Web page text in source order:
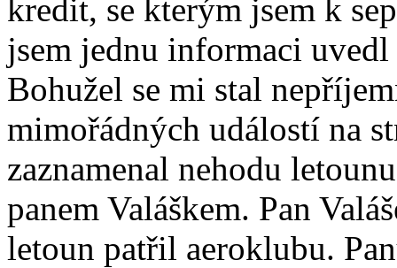
kredit, se kterým jsem k
jsem jednu informaci uvedl
Bohužel se mi stal
mimořádných událostí na
zaznamenal nehodu
panem Valáškem. Pan
letoun patřil aeroklubu.